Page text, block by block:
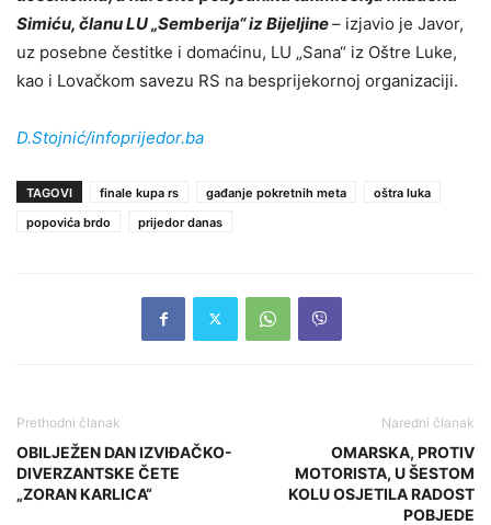
Simiću, članu LU „Semberija“ iz Bijeljine– izjavio je Javor,
uz posebne čestitke i domaćinu, LU „Sana“ iz Oštre Luke,
kao i Lovačkom savezu RS na besprijekornoj organizaciji.
D.Stojnić/infoprijedor.ba
TAGOVI finale kupa rs gađanje pokretnih meta
oštra luka
popovića brdo
prijedor danas
Prethodni članak
OBILJEŽEN DAN IZVIĐAČKO-
DIVERZANTSKE ČETE
„ZORAN KARLICA“
Naredni članak
OMARSKA, PROTIV
MOTORISTA, U ŠESTOM
KOLU OSJETILA RADOST
POBJEDE